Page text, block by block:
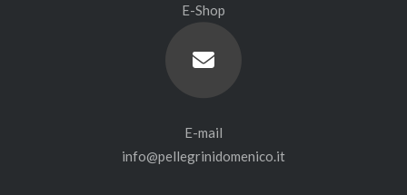
E-Shop
E-mail
info@pellegrinidomenico.it